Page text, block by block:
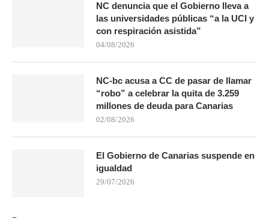
NC denuncia que el Gobierno lleva a
las universidades públicas “a la UCI y
con respiración asistida”
04/08/2026
NC-bc acusa a CC de pasar de llamar
“robo” a celebrar la quita de 3.259
millones de deuda para Canarias
02/08/2026
El Gobierno de Canarias suspende en
igualdad
29/07/2026